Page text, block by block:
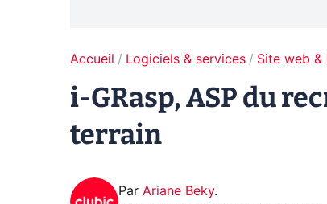
Accueil Logiciels & services Site web &
i-GRasp, ASP du
terrain
Par Ariane Beky.